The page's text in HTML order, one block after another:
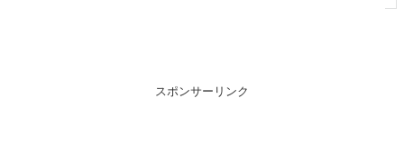
スポンサーリンク